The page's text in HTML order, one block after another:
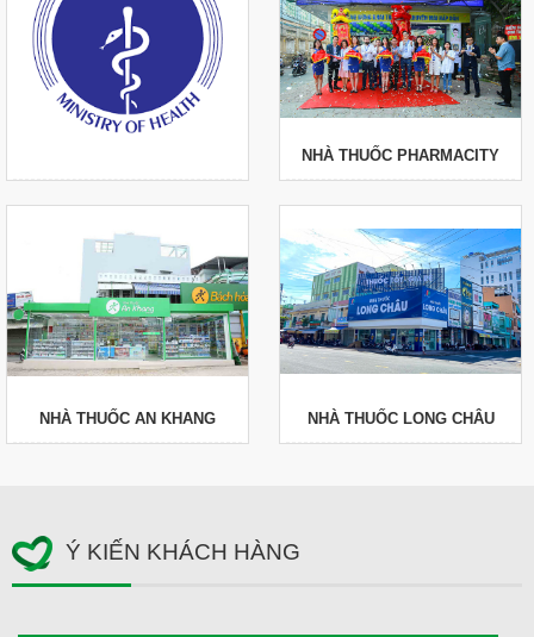
NHÀ THUỐC PHARMACITY
NHÀ THUỐC AN KHANG NHÀ THUỐC LONG CHÂU
Ý KIẾN KHÁCH HÀNG